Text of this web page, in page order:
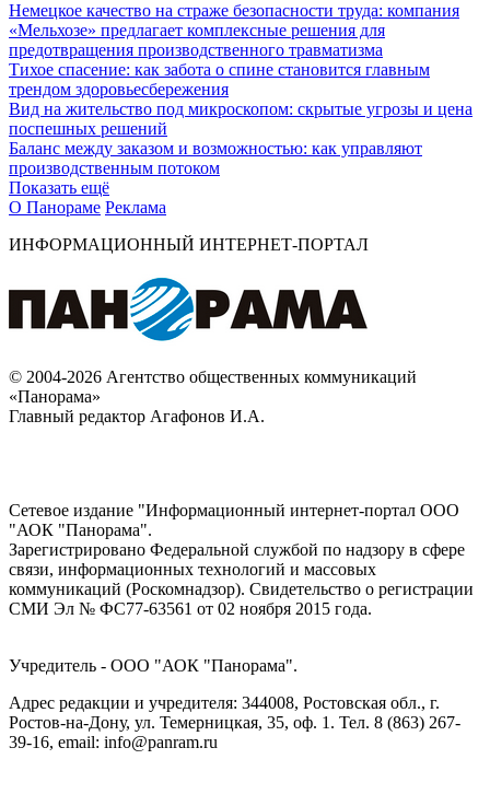
Немецкое качество на страже безопасности труда: компания
«Мельхозе» предлагает комплексные решения для
предотвращения производственного травматизма
Тихое спасение: как забота о спине становится главным
трендом здоровьесбережения
Вид на жительство под микроскопом: скрытые угрозы и цена
поспешных решений
Баланс между заказом и возможностью: как управляют
производственным потоком
Показать ещё
О Панораме Реклама
ИНФОРМАЦИОННЫЙ ИНТЕРНЕТ-ПОРТАЛ
© 2004-2026 Агентство общественных коммуникаций
«Панорама»
Главный редактор Агафонов И.А.
Сетевое издание "Информационный интернет-портал ООО
"АОК "Панорама".
Зарегистрировано Федеральной службой по надзору в сфере
связи, информационных технологий и массовых
коммуникаций (Роскомнадзор). Cвидетельство о регистрации
СМИ Эл № ФС77-63561 от 02 ноября 2015 года.
Учредитель - ООО "АОК "Панорама".
Адрес редакции и учредителя: 344008, Ростовская обл., г.
Ростов-на-Дону, ул. Темерницкая, 35, оф. 1. Тел. 8 (863) 267-
39-16, email: info@panram.ru